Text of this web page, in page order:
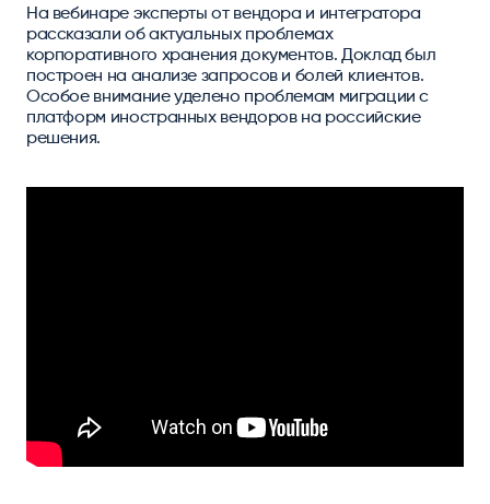
На вебинаре эксперты от вендора и интегратора
рассказали об актуальных проблемах
корпоративного хранения документов. Доклад был
построен на анализе запросов и болей клиентов.
Особое внимание уделено проблемам миграции с
платформ иностранных вендоров на российские
решения.